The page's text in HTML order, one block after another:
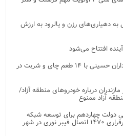
به دهیاری‌های رزن و یالرود به ارزش
افتتاح می‌شود
پذیرایی متفاوت و باشکوه از عزاداران حسینی با ۱۴ طعم چای و شربت در
درباره خودروهای منطقه آزاد/
آزاد ممنوع
تومانی دولت چهاردهم برای توسعه شبکه
تلفن همراه و فیبر نوری در آمل/ برقراری ۱۴۷۰ اتصال فیبر نوری در شهر